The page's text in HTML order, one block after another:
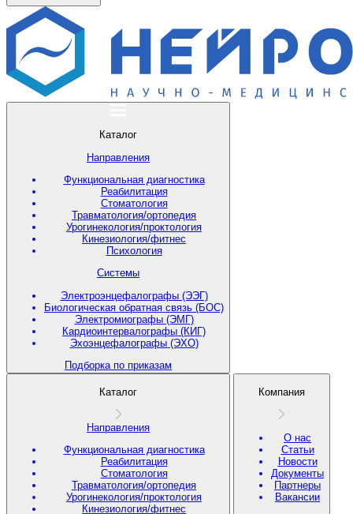
Каталог
Направления
Функциональная диагностика
Реабилитация
Стоматология
Травматология/ортопедия
Урогинекология/проктология
Кинезиология/фитнес
Психология
Системы
Электроэнцефалографы (ЭЭГ)
Биологическая обратная связь (БОС)
Электромиографы (ЭМГ)
Кардиоинтервалографы (КИГ)
Эхоэнцефалографы (ЭХО)
Подборка по приказам
Каталог
Направления
Функциональная диагностика
Реабилитация
Стоматология
Травматология/ортопедия
Урогинекология/проктология
Кинезиология/фитнес
Компания
О нас
Статьи
Новости
Документы
Партнеры
Вакансии